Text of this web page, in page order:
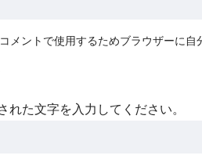
メントで使用するためブラウザーに
れた文字を入力してください。